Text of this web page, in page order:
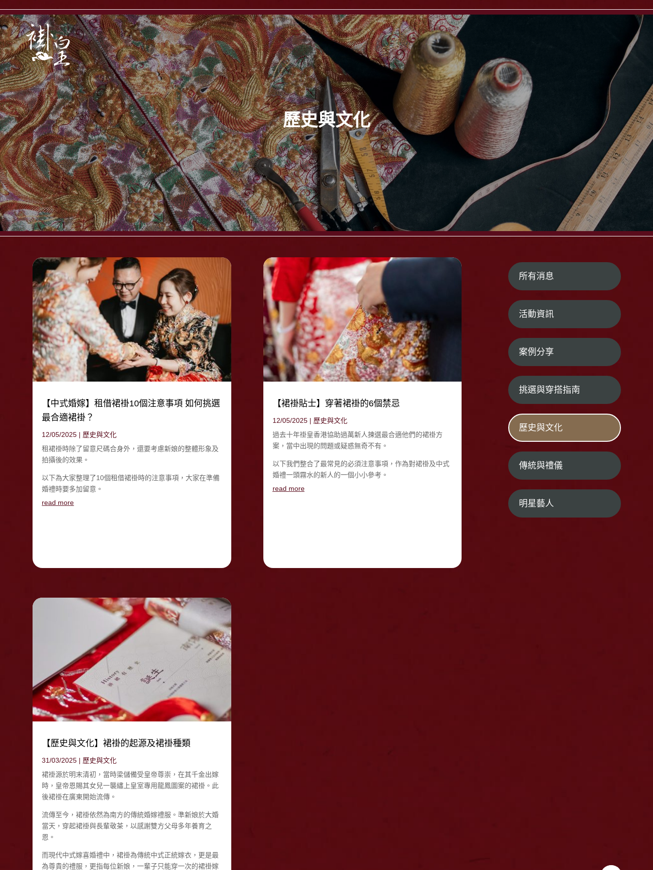
歷史與文化
【中式婚嫁】租借裙褂10個注意事項 如何挑選
最合適裙褂？
12/05/2025 | 歷史與文化
租裙褂時除了留意尺碼合身外，還要考慮新娘的整體形象及
拍攝後的效果。
以下為大家整理了10個租借裙褂時的注意事項，大家在準備
婚禮時要多加留意。
read more
【歷史與文化】裙褂的起源及裙褂種類
31/03/2025 | 歷史與文化
裙褂源於明末清初，當時梁儲備受皇帝尊崇，在其千金出嫁
時，皇帝恩賜其女兒一襲繡上皇室專用龍鳳圖案的裙褂。此
後裙褂在廣東開始流傳。
流傳至今，裙褂依然為南方的傳統婚嫁禮服。準新娘於大婚
當天，穿起裙褂與長輩敬茶，以感謝雙方父母多年養育之
恩。
而現代中式嫁喜婚禮中，裙褂為傳統中式正統嫁衣，更是最
為尊貴的禮服，更指每位新娘，一輩子只能穿一次的裙褂嫁
【裙褂貼士】穿著裙褂的6個禁忌
12/05/2025| 歷史與文化
過去十年褂皇香港協助過萬新人揀選最合適他們的裙褂方
案，當中出現的問題或疑惑無奇不有。
以下我們整合了最常見的必須注意事項，作為對裙褂及中式
婚禮一頭霧水的新人的一個小小參考。
read more
所有消息
活動資訊
案例分享
挑選與穿搭指南
歷史與文化
傳統與禮儀
明星藝人